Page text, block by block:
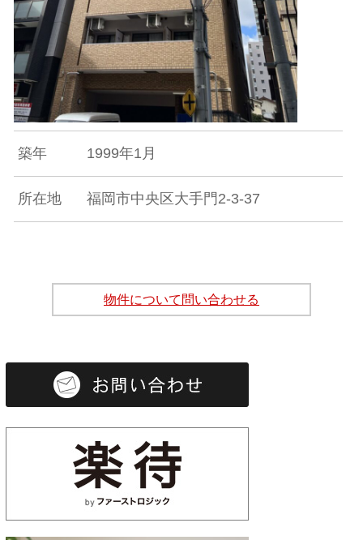
築年 1999年1月
所在地 福岡市中央区大手門2-3-37
物件について問い合わせる